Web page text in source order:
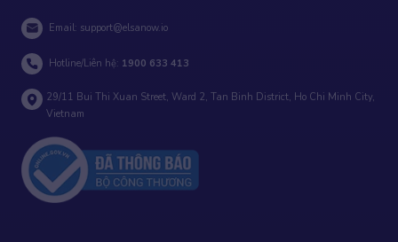
Email: support@elsanow.io
Hotline/Liên hệ: 1900 633 413
29/11 Bui Thi Xuan Street, Ward 2, Tan Binh District, Ho Chi Minh City,
Vietnam